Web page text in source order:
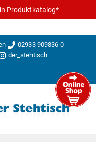
Produktkatalog*
02933 909836-0
der_stehtisch